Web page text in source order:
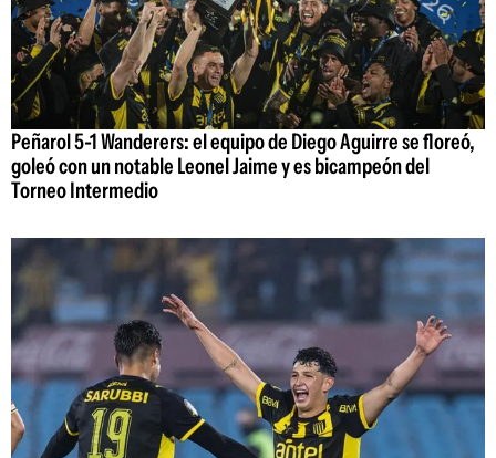
Peñarol 5-1 Wanderers: el equipo de Diego Aguirre se floreó,
goleó con un notable Leonel Jaime y es bicampeón del
Torneo Intermedio